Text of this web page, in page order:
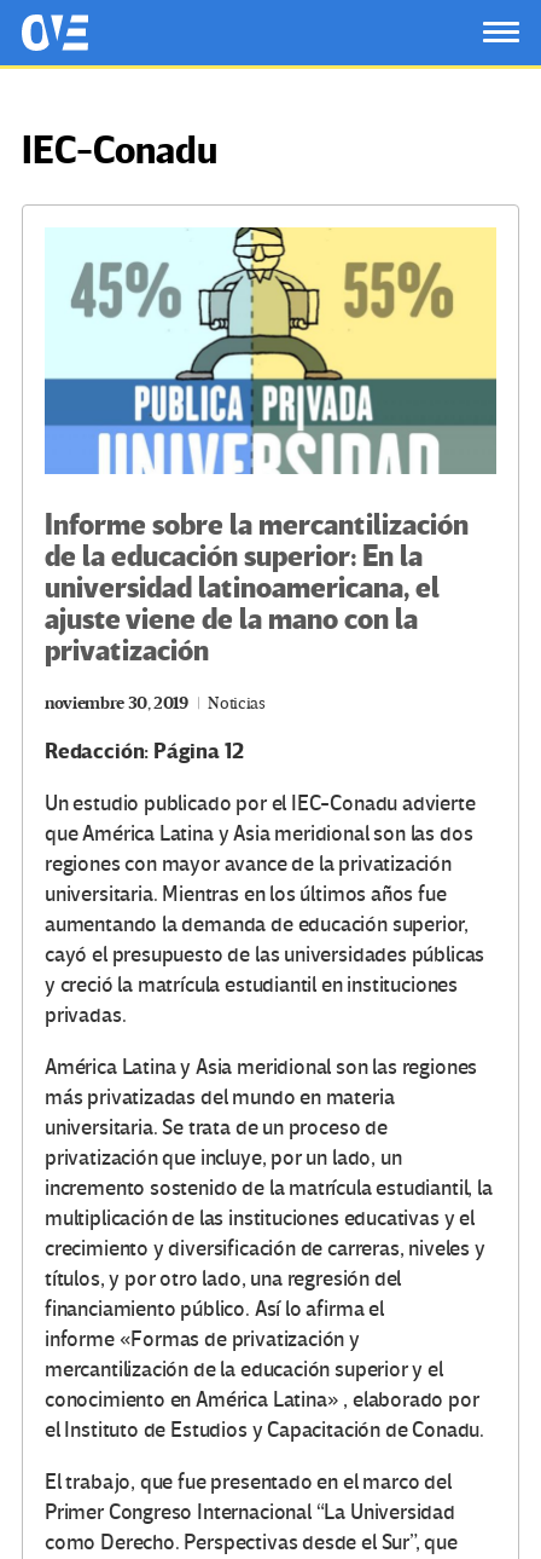
Saltar al contenido principal
OtrasVocesenEducacion.org
IEC-Conadu
Informe sobre la mercantilización
de la educación superior: En la
universidad latinoamericana, el
ajuste viene de la mano con la
privatización
noviembre 30, 2019 Noticias
Redacción: Página 12
Un estudio publicado por el IEC-Conadu advierte
que América Latina y Asia meridional son las dos
regiones con mayor avance de la privatización
universitaria. Mientras en los últimos años fue
aumentando la demanda de educación superior,
cayó el presupuesto de las universidades públicas
y creció la matrícula estudiantil en instituciones
privadas.
América Latina y Asia meridional son las regiones
más privatizadas del mundo en materia
universitaria. Se trata de un proceso de
privatización que incluye, por un lado, un
incremento sostenido de la matrícula estudiantil, la
multiplicación de las instituciones educativas y el
crecimiento y diversificación de carreras, niveles y
títulos, y por otro lado, una regresión del
financiamiento público. Así lo afirma el
informe «Formas de privatización y
mercantilización de la educación superior y el
conocimiento en América Latina» , elaborado por
el Instituto de Estudios y Capacitación de Conadu.
El trabajo, que fue presentado en el marco del
Primer Congreso Internacional “La Universidad
como Derecho. Perspectivas desde el Sur”, que